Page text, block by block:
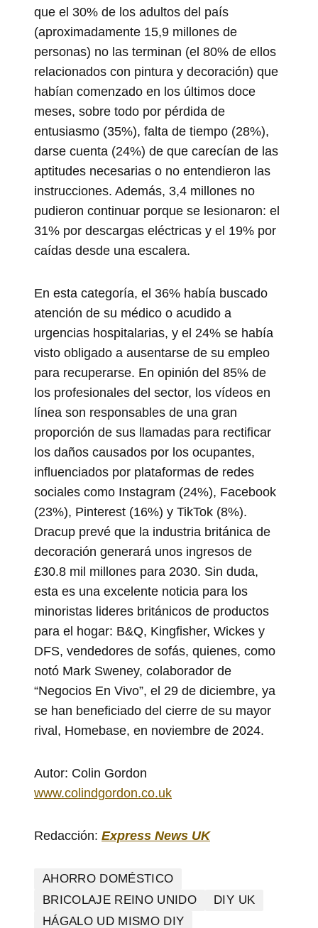
que el 30% de los adultos del país
(aproximadamente 15,9 millones de
personas) no las terminan (el 80% de ellos
relacionados con pintura y decoración) que
habían comenzado en los últimos doce
meses, sobre todo por pérdida de
entusiasmo (35%), falta de tiempo (28%),
darse cuenta (24%) de que carecían de las
aptitudes necesarias o no entendieron las
instrucciones. Además, 3,4 millones no
pudieron continuar porque se lesionaron: el
31% por descargas eléctricas y el 19% por
caídas desde una escalera.
En esta categoría, el 36% había buscado
atención de su médico o acudido a
urgencias hospitalarias, y el 24% se había
visto obligado a ausentarse de su empleo
para recuperarse. En opinión del 85% de
los profesionales del sector, los vídeos en
línea son responsables de una gran
proporción de sus llamadas para rectificar
los daños causados ​​por los ocupantes,
influenciados por plataformas de redes
sociales como Instagram (24%), Facebook
(23%), Pinterest (16%) y TikTok (8%).
Dracup prevé que la industria británica de
decoración generará unos ingresos de
£30.8 mil millones para 2030. Sin duda,
esta es una excelente noticia para los
minoristas lideres británicos de productos
para el hogar: B&Q, Kingfisher, Wickes y
DFS, vendedores de sofás, quienes, como
notó Mark Sweney, colaborador de
“Negocios En Vivo”, el 29 de diciembre, ya
se han beneficiado del cierre de su mayor
rival, Homebase, en noviembre de 2024.
Autor: Colin Gordon
www.colindgordon.co.uk
Redacción: Express News UK
AHORRO DOMÉSTICO
BRICOLAJE REINO UNIDO
DIY UK
HÁGALO UD MISMO DIY